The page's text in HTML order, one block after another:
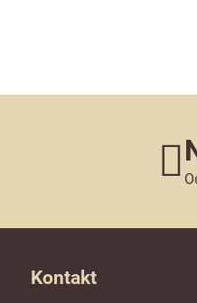
Kontakt